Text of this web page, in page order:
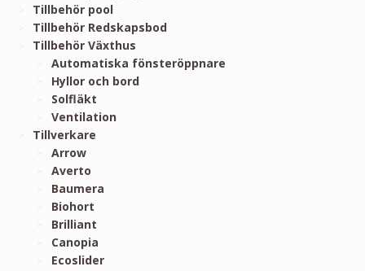
Tillbehör pool
Tillbehör Redskapsbod
Tillbehör Växthus
Automatiska fönsteröppnare
Hyllor och bord
Solfläkt
Ventilation
Tillverkare
Arrow
Averto
Baumera
Biohort
Brilliant
Canopia
Ecoslider